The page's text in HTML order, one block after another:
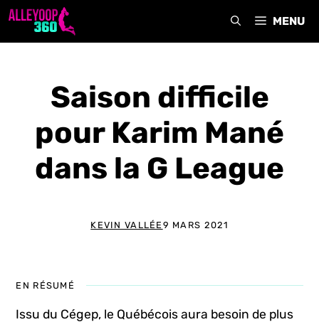
Aller
MENU
Saison difficile
pour Karim Mané
dans la G League
KEVIN VALLÉE 9 MARS 2021
EN RÉSUMÉ
Issu du Cégep, le Québécois aura besoin de plus